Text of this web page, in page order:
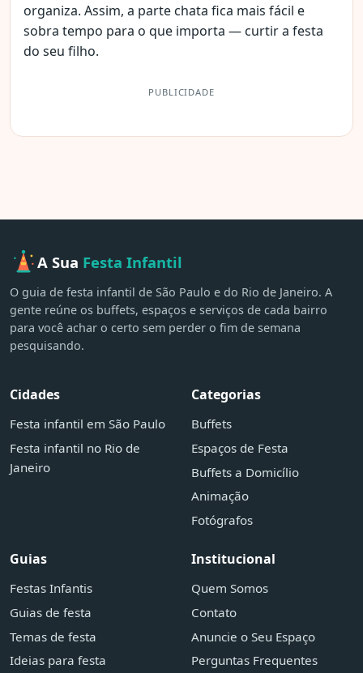
organiza. Assim, a parte chata fica mais fácil e
sobra tempo para o que importa — curtir a festa
do seu filho.
PUBLICIDADE
A Sua Festa Infantil
O guia de festa infantil de São Paulo e do Rio de Janeiro. A
gente reúne os buffets, espaços e serviços de cada bairro
para você achar o certo sem perder o fim de semana
pesquisando.
Cidades
Festa infantil em São Paulo
Festa infantil no Rio de
Janeiro
Categorias
Buffets
Espaços de Festa
Buffets a Domicílio
Animação
Fotógrafos
Guias
Festas Infantis
Guias de festa
Temas de festa
Ideias para festa
Institucional
Quem Somos
Contato
Anuncie o Seu Espaço
Perguntas Frequentes